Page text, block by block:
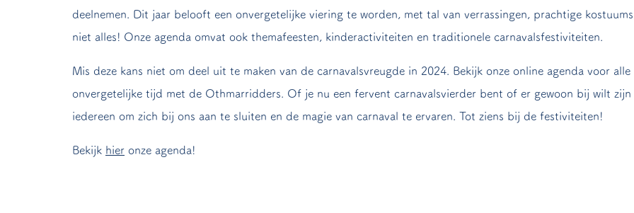
deelnemen. Dit jaar belooft een onvergetelijke viering te worden, met tal van verrassingen, prachtige
niet alles! Onze agenda omvat ook themafeesten, kinderactiviteiten en traditionele carnavalsfestiviteiten.
Mis deze kans niet om deel uit te maken van de carnavalsvreugde in 2024. Bekijk onze online agenda voor
onvergetelijke tijd met de Othmarridders. Of je nu een fervent carnavalsvierder bent of er gewoon bij wilt zijn
iedereen om zich bij ons aan te sluiten en de magie van carnaval te ervaren. Tot ziens bij de festiviteiten!
Bekijk hier onze agenda!